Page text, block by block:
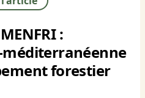
:
forestier